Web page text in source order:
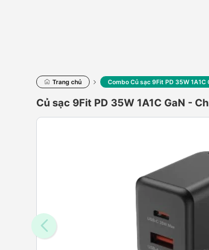
Trang chủ Combo Củ sạc 9Fit PD 35W
Củ sạc 9Fit PD 35W 1A1C GaN -